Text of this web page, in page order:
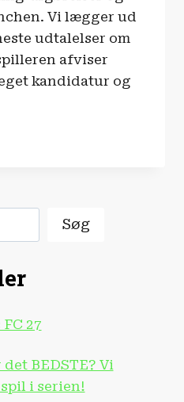
Vi lægger ud
udtalelser om
afviser
kandidatur og
Søg
27
BEDSTE? Vi
i serien!